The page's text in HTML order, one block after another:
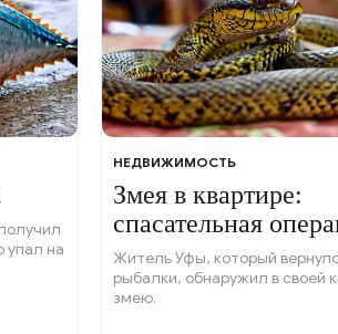
упал на
НЕДВИЖИМОСТЬ
Змея в квартире:
спасательная
Житель Уфы, который
рыбалки, обнаружил в своей
змею.